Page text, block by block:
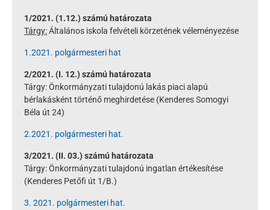
1/2021. (1.12.) számú határozata
Tárgy:Általános iskola felvételi körzetének véleményezése
1.2021. polgármesteri hat
2/2021. (I. 12.) számú határozata
Tárgy: Önkormányzati tulajdonú lakás piaci alapú
bérlakásként történő meghirdetése (Kenderes Somogyi
Béla út 24)
2.2021. polgármesteri hat.
3/2021. (II. 03.) számú határozata
Tárgy: Önkormányzati tulajdonú ingatlan értékesítése
(Kenderes Petőfi út 1/B.)
3. 2021. polgármesteri hat.